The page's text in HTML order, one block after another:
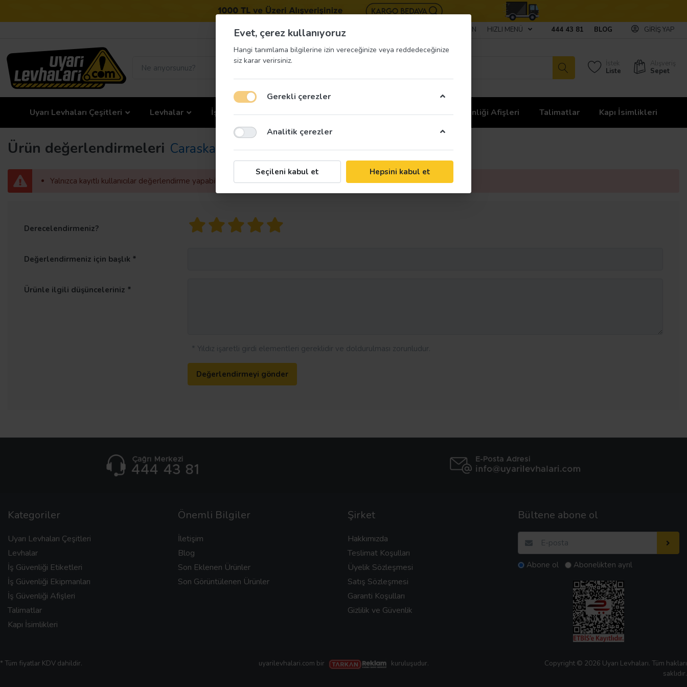
BIZE ULAŞIN HIZLI MENÜ 444 43 81 BLOG GIRIŞ YAP
İstek
Liste
Alışveriş
Sepet
Uyarı Levhaları Çeşitleri Levhalar İş Güvenliği Etiketleri İş Güvenliği Ekipmanları İş Güvenliği Afişleri Talimatlar Kapı İsimlikleri
Ürün değerlendirmeleri Caraskal Altında Durma Uyarı Levhası
Yalnızca kayıtlı kullanıcılar değerlendirme yapabilir
Derecelendirmeniz?
Değerlendirmeniz için başlık
Ürünle ilgili düşünceleriniz
* Yıldız işaretli girdi elementleri gereklidir ve doldurulması zorunludur.
Değerlendirmeyi gönder
Kategoriler
Uyarı Levhaları Çeşitleri
Levhalar
İş Güvenliği Etiketleri
İş Güvenliği Ekipmanları
İş Güvenliği Afişleri
Talimatlar
Kapı İsimlikleri
Önemli Bilgiler
İletişim
Blog
Son Eklenen Ürünler
Son Görüntülenen Ürünler
Şirket
Hakkımızda
Teslimat Koşulları
Üyelik Sözleşmesi
Satış Sözleşmesi
Garanti Koşulları
Gizlilik ve Güvenlik
Bültene abone ol
Abone ol Abonelikten ayrıl
* Tüm fiyatlar KDV dahildir. uyarilevhalari.com bir kuruluşudur.
Copyright © 2026 Uyarı Levhaları. Tüm hakları
saklıdır.
Evet, çerez kullanıyoruz
Hangi tanımlama bilgilerine izin vereceğinize veya reddedeceğinize
siz karar verirsiniz.
Gerekli çerezler
Analitik çerezler
Seçileni kabul et Hepsini kabul et